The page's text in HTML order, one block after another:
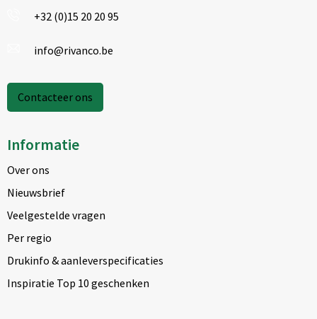
+32 (0)15 20 20 95
info@rivanco.be
Contacteer ons
Informatie
Over ons
Nieuwsbrief
Veelgestelde vragen
Per regio
Drukinfo & aanleverspecificaties
Inspiratie Top 10 geschenken